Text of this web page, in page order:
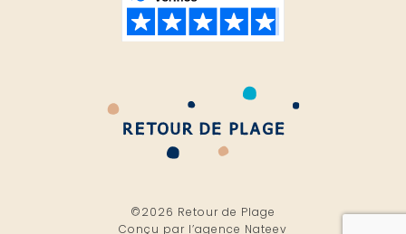
©2026 Retour de Plage
Conçu par l’agence Nateev